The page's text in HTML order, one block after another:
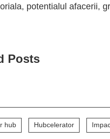
potentialul afacerii,
Posts
hub Hubcelerator